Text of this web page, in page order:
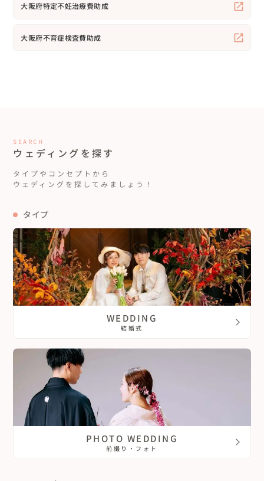
大阪府特定不妊治療費助成
大阪府不育症検査費助成
SEARCH
ウェディングを探す
タイプやコンセプトから
ウェディングを探してみましょう！
タイプ
WEDDING
結婚式
PHOTO WEDDING
前撮り・フォト